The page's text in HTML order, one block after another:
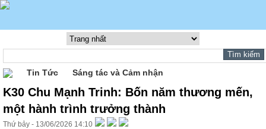
Tin Tức Sáng tác và Cảm nhận
K30 Chu Mạnh Trinh: Bốn năm thương mến,
một hành trình trưởng thành
Thứ bảy - 13/06/2026 14:10